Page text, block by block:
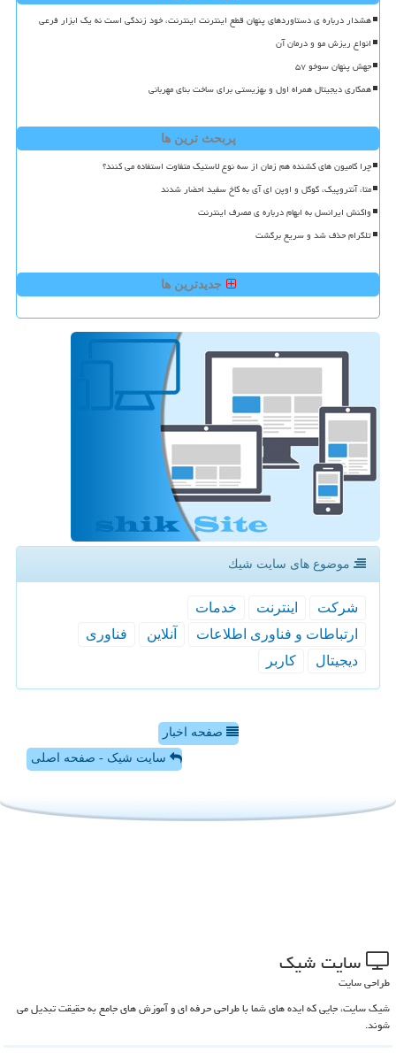
هشدار درباره ی دستاوردهای پنهان قطع اینترنت اینترنت، خود زندگی است نه یک ابزار فرعی
انواع ریزش مو و درمان آن
جهش پنهان سوخو ۵۷
همکاری دیجیتال همراه اول و بهزیستی برای ساخت بنای مهربانی
پربحث ترین ها
چرا کامیون های کشنده هم زمان از سه نوع لاستیک متفاوت استفاده می کنند؟
متا، آنتروپیک، گوگل و اوپن ای آی به کاخ سفید احضار شدند
واکنش ایرانسل به ابهام درباره ی مصرف اینترنت
تلگرام حذف شد و سریع برگشت
جدیدترین ها
موضوع های سایت شیك
شركت اینترنت
خدمات
ارتباطات و فناوری اطلاعات
آنلاین
فناوری
دیجیتال
كاربر
صفحه اخبار
سایت شیک - صفحه اصلی
سایت شیك
طراحی سایت
شیک سایت، جایی که ایده های شما با طراحی حرفه ای و آموزش های جامع به حقیقت تبدیل می
شوند.